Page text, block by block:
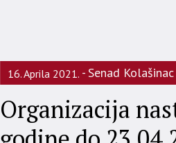
16. Aprila 2021. Senad Kolašinac
Organizacija